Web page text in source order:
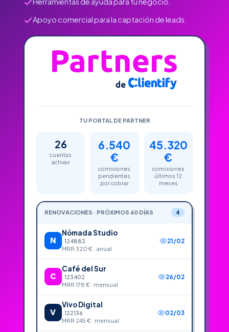
Apoyo comercial para la captación de leads.
TU PORTAL DE PARTNER
26
cuentas
activas
6.540
€
comisiones
pendientes
por cobrar
45.320
€
comisiones
últimos 12
meses
RENOVACIONES · PRÓXIMOS 60 DÍAS 4
N
Nómada Studio
· 124883
MRR 320 € · anual
21/02
C
Café del Sur
· 123402
MRR 178 € · mensual
26/02
V
Vivo Digital
· 122136
MRR 245 € · mensual
02/03